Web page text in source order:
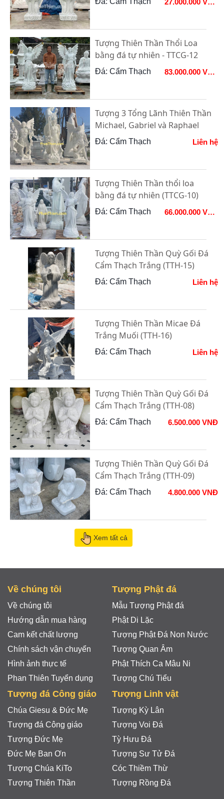
Tượng Thiên Thần Thổi Loa
bằng đá tự nhiên - TTCG-12
Đá: Cẩm Thạch 83.000.000 VNĐ
Tượng 3 Tổng Lãnh Thiên Thần
Michael, Gabriel và Raphael
Đá: Cẩm Thạch Liên hệ
Tượng Thiên Thần thổi loa
bằng đá tự nhiên (TTCG-10)
Đá: Cẩm Thạch 66.000.000 VNĐ
Tượng Thiên Thần Quỳ Gối Đá
Cẩm Thạch Trắng (TTH-15)
Đá: Cẩm Thạch Liên hệ
Tượng Thiên Thần Micae Đá
Trắng Muối (TTH-16)
Đá: Cẩm Thạch Liên hệ
Tượng Thiên Thần Quỳ Gối Đá
Cẩm Thạch Trắng (TTH-08)
Đá: Cẩm Thạch 6.500.000 VNĐ
Tượng Thiên Thần Quỳ Gối Đá
Cẩm Thạch Trắng (TTH-09)
Đá: Cẩm Thạch 4.800.000 VNĐ
Xem tất cả
Về chúng tôi
Về chúng tôi
Hướng dẫn mua hàng
Cam kết chất lượng
Chính sách vận chuyển
Hình ảnh thực tế
Phan Thiên Tuyển dụng
Tượng Phật đá
Mẫu Tượng Phật đá
Phật Di Lặc
Tượng Phật Đá Non Nước
Tượng Quan Âm
Phật Thích Ca Mâu Ni
Tượng Chú Tiểu
Tượng đá Công giáo
Chúa Giesu & Đức Mẹ
Tượng đá Công giáo
Tượng Đức Mẹ
Đức Mẹ Ban Ơn
Tượng Chúa KiTo
Tượng Thiên Thần
Tượng Linh vật
Tượng Kỳ Lân
Tượng Voi Đá
Tỳ Hưu Đá
Tượng Sư Tử Đá
Cóc Thiềm Thừ
Tượng Rồng Đá